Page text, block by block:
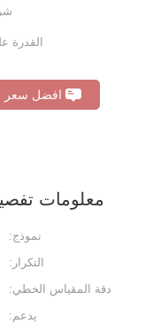
القدرة
افضل سعر
معلومات
نموذج:
التكرار:
دقة المقياس الخطي:
يدعم: